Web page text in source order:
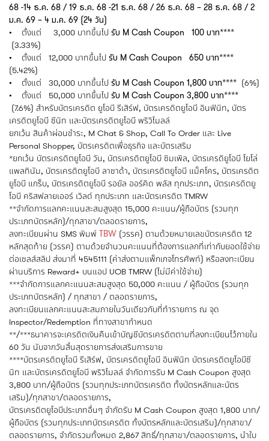
68 -14 ธ.ค. 68 / 19 ธ.ค. 68 -21 ธ.ค. 68 / 26 ธ.ค. 68 – 28 ธ.ค. 68 / 2
ม.ค. 69 – 4 ม.ค. 69 (24 วัน)
• ตั้งแต่ 3,000 บาทขึ้นไป รับ M Cash Coupon 100 บาท****
(3.33%)
• ตั้งแต่ 12,000 บาทขึ้นไป รับ M Cash Coupon 650 บาท****
(5.42%)
• ตั้งแต่ 30,000 บาทขึ้นไป รับ M Cash Coupon 1,800 บาท**** (6%)
• ตั้งแต่ 50,000 บาทขึ้นไป รับ M Cash Coupon 3,800 บาท****
(7.6%) สำหรับบัตรเครดิต ยูโอบี รีเสิร์ฟ, บัตรเครดิตยูโอบี อินฟินิท, บัตร
เครดิตยูโอบี ซีนิท และบัตรเครดิตยูโอบี พริวิไมลล์
ยกเว้น สินค้าผ่อนชำระ, M Chat & Shop, Call To Order และ Live
Personal Shopper, บัตรเครดิตเพื่อธุรกิจ และบัตรเสริม
*ยกเว้น บัตรเครดิตยูโอบี วัน, บัตรเครดิตยูโอบี ซิมเพิล, บัตรเครดิยูโอบี โยโล่
แพลทินัม, บัตรเครดิตยูโอบี ลาซาด้า, บัตรเครดิตยูโอบี แม็คโคร, บัตรเครดิต
ยูโอบี แกร็บ, บัตรเครดิตยูโอบี รอยัล ออร์คิด พลัส ทุกประเภท, บัตรเครดิตยู
โอบี คริสฟลายเออร์ เวิลด์ ทุกประเภท และบัตรเครดิต TMRW
**จำกัดการแลกคะแนนสะสมสูงสุด 15,000 คะแนน/ผู้ถือบัตร (รวมทุก
ประเภทบัตรหลัก)/ทุกสาขา/ตลอดรายการ,
ลงทะเบียนผ่าน SMS พิมพ์ TBW (วรรค) ตามด้วยหมายเลขบัตรเครดิต 12
หลักสุดท้าย (วรรค) ตามด้วยจำนวนคะแนนที่ต้องการแลกที่เท่ากับยอดใช้จ่าย
ต่อเซลส์สลิป ส่งมาที่ 4545111 (ค่าส่งตามแพ็กเกจโทรศัพท์) หรือลงทะเบียน
ผ่านบริการ Reward+ บนแอป UOB TMRW (ไม่มีค่าใช้จ่าย)
***จำกัดการแลกคะแนนสะสมสูงสุด 50,000 คะแนน / ผู้ถือบัตร (รวมทุก
ประเภทบัตรหลัก) / ทุกสาขา / ตลอดรายการ,
ลงทะเบียนแลกคะแนนสะสมภายในวันเดียวกับที่ทำรายการ ณ จุด
Inspector/Redemption ที่ทางสาขากำหนด
**/***ธนาคารจะเครดิตเงินคืนเข้าบัญชีบัตรเครดิตตามที่ลงทะเบียนไว้ภายใน
60 วัน นับจากวันสิ้นสุดรายการส่งเสริมการขาย
****บัตรเครดิตยูโอบี รีเสิร์ฟ, บัตรเครดิตยูโอบี อินฟินิท บัตรเครดิตยูโอบีซี
นิท และบัตรเครดิตยูโอบี พริวิไมลล์ จำกัดการรับ M Cash Coupon สูงสุด
3,800 บาท/ผู้ถือบัตร (รวมทุกประเภทบัตรเครดิต ทั้งบัตรหลักและบัตร
เสริม)/ทุกสาขา/ตลอดรายการ,
บัตรเครดิตยูโอบีประเภทอื่นๆ จำกัดรับ M Cash Coupon สูงสุด 1,800 บาท/
ผู้ถือบัตร (รวมทุกประเภทบัตรเครดิต ทั้งบัตรหลักและบัตรเสริม)/ทุกสาขา/
ตลอดรายการ, จำกัดรวมทั้งหมด 2,867 สิทธิ์/ทุกสาขา/ตลอดรายการ, นำใบ